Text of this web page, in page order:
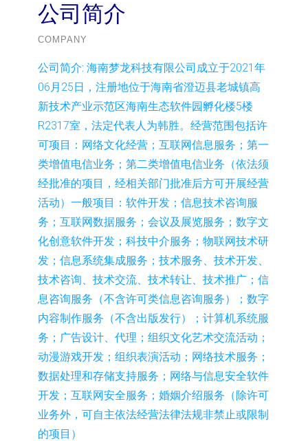
公司简介
COMPANY
公司简介: 海南梦龙科技有限公司成立于2021年
06月25日，注册地位于海南省澄迈县老城镇高
新技术产业示范区海南生态软件园孵化楼5楼
R2317室，法定代表人为韩胜。经营范围包括许
可项目：网络文化经营；互联网信息服务；第一
类增值电信业务；第二类增值电信业务（依法须
经批准的项目，经相关部门批准后方可开展经营
活动）一般项目：软件开发；信息技术咨询服
务；互联网数据服务；会议及展览服务；数字文
化创意软件开发；科技中介服务；物联网技术研
发；信息系统集成服务；技术服务、技术开发、
技术咨询、技术交流、技术转让、技术推广；信
息咨询服务（不含许可类信息咨询服务）；数字
内容制作服务（不含出版发行）；计算机系统服
务；广告设计、代理；组织文化艺术交流活动；
动漫游戏开发；组织表演活动；网络技术服务；
数据处理和存储支持服务；网络与信息安全软件
开发；互联网安全服务；婚姻介绍服务（除许可
业务外，可自主依法经营法律法规非禁止或限制
的项目）